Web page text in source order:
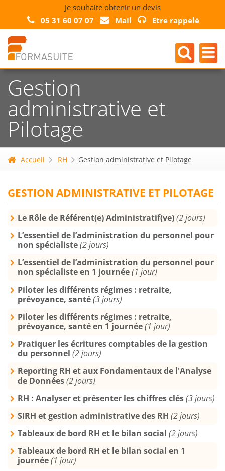
Je souhaite obtenir un devis
05 31 60 07 07
Mail Etre rappelé
Gestion
administrative et
Pilotage
Accueil RH Gestion administrative et Pilotage
GESTION ADMINISTRATIVE ET PILOTAGE
Le Rôle de Référent(e) Administratif(ve)(2 jours)
L’essentiel de l’administration du personnel pour
non spécialiste(2 jours)
L’essentiel de l’administration du personnel pour
non spécialiste en 1 journée(1 jour)
Piloter les différents régimes : retraite,
prévoyance, santé(3 jours)
Piloter les différents régimes : retraite,
prévoyance, santé en 1 journée(1 jour)
Pratiquer les écritures comptables de la gestion
du personnel (2 jours)
Reporting RH et aux Fondamentaux de l'Analyse
de Données(2 jours)
RH : Analyser et présenter les chiffres clés(3 jours)
SIRH et gestion administrative des RH (2 jours)
Tableaux de bord RH et le bilan social (2 jours)
Tableaux de bord RH et le bilan social en 1
journée(1 jour)